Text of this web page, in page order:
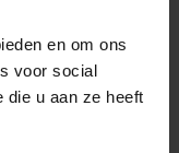
en om ons
voor social
die u aan ze heeft